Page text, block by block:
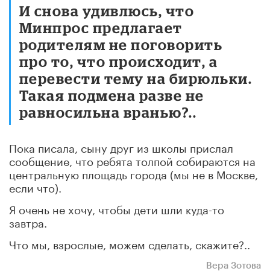
И снова удивлюсь, что
Минпрос предлагает
родителям не поговорить
про то, что происходит, а
перевести тему на бирюльки.
Такая подмена разве не
равносильна вранью?..
Пока писала, сыну друг из школы прислал
сообщение, что ребята толпой собираются на
центральную площадь города (мы не в Москве,
если что).
Я очень не хочу, чтобы дети шли куда-то
завтра.
Что мы, взрослые, можем сделать, скажите?..
Вера Зотова